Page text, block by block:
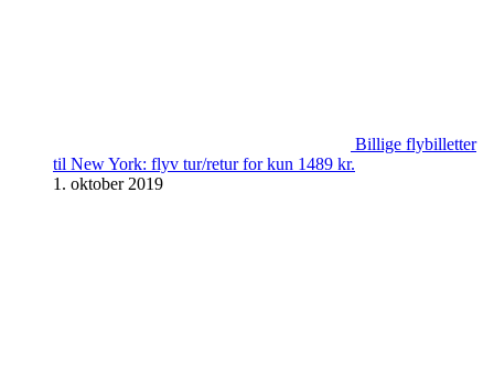
Billige flybilletter
til New York: flyv tur/retur for kun 1489 kr.
1. oktober 2019